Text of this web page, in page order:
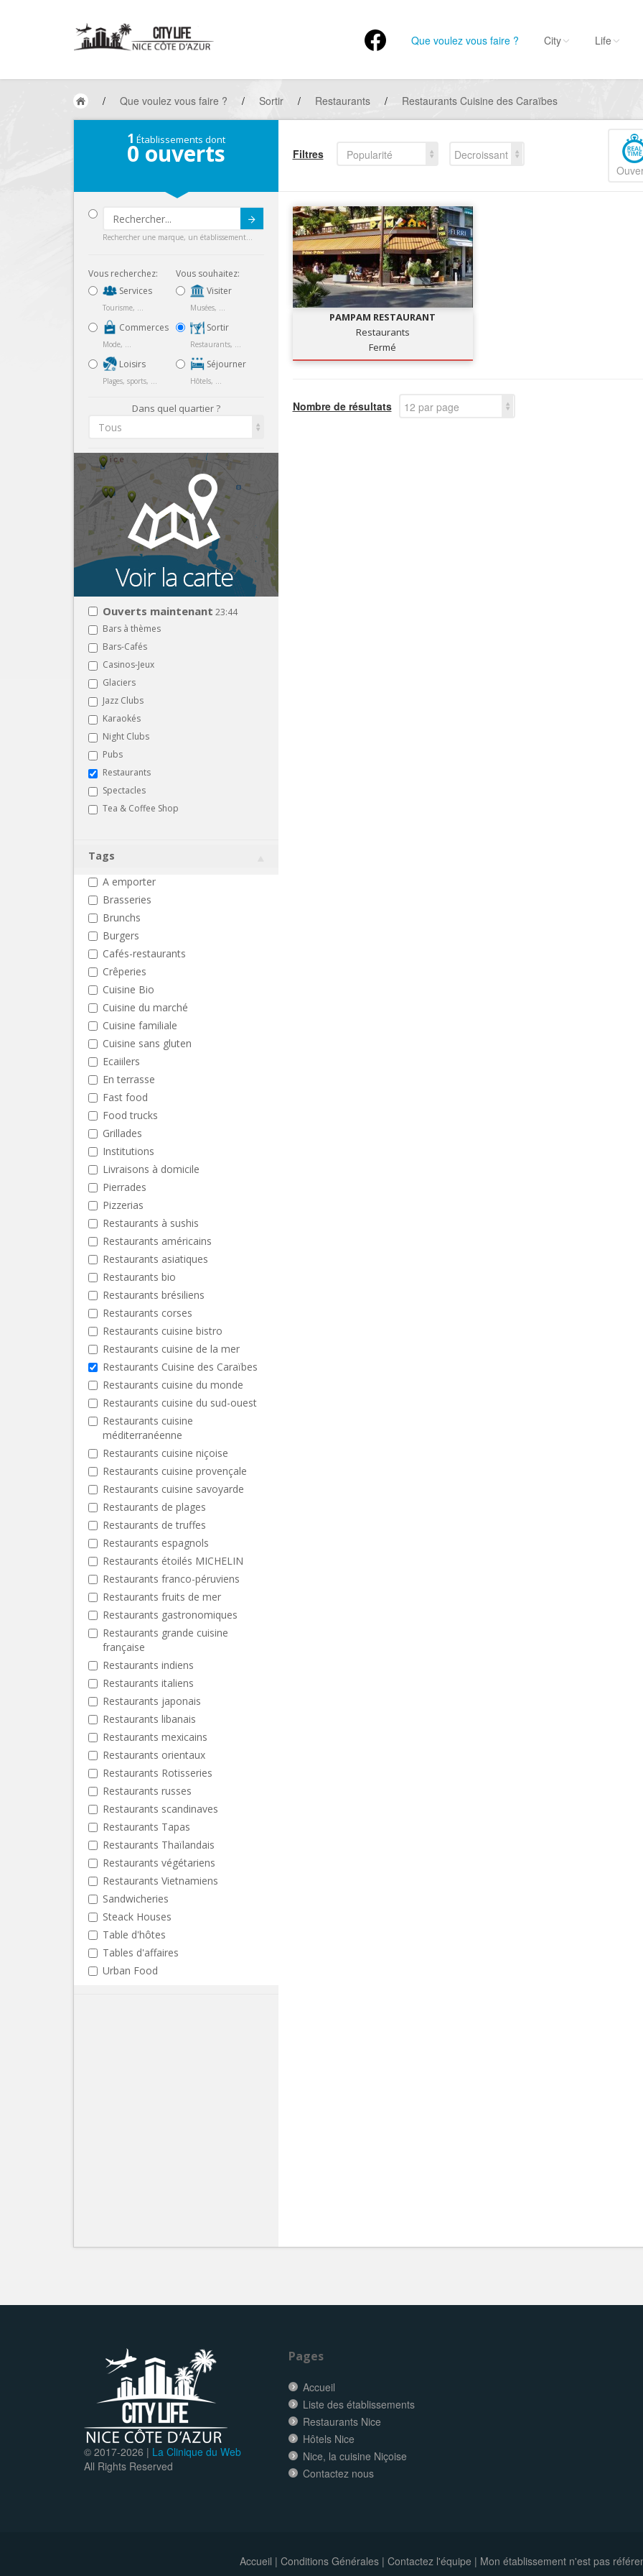
Que voulez vous faire ? City Life
/ Que voulez vous faire ? / Sortir / Restaurants / Restaurants Cuisine des Caraïbes
1 Établissements dont
0 ouverts
Rechercher une marque, un établissement...
Vous recherchez:
Services
Tourisme, ...
Commerces
Mode, ...
Loisirs
Plages, sports, ...
Vous souhaitez:
Visiter
Musées, ...
Sortir
Restaurants, ...
Séjourner
Hôtels, ...
Dans quel quartier ?
Tous
Ouverts maintenant 23:44
Bars à thèmes
Bars-Cafés
Casinos-Jeux
Glaciers
Jazz Clubs
Karaokés
Night Clubs
Pubs
Restaurants
Spectacles
Tea & Coffee Shop
Tags
A emporter
Brasseries
Brunchs
Burgers
Cafés-restaurants
Crêperies
Cuisine Bio
Cuisine du marché
Cuisine familiale
Cuisine sans gluten
Ecaiilers
En terrasse
Fast food
Food trucks
Grillades
Institutions
Livraisons à domicile
Pierrades
Pizzerias
Restaurants à sushis
Restaurants américains
Restaurants asiatiques
Restaurants bio
Restaurants brésiliens
Restaurants corses
Restaurants cuisine bistro
Restaurants cuisine de la mer
Restaurants Cuisine des Caraïbes
Restaurants cuisine du monde
Restaurants cuisine du sud-ouest
Restaurants cuisine
méditerranéenne
Restaurants cuisine niçoise
Restaurants cuisine provençale
Restaurants cuisine savoyarde
Restaurants de plages
Restaurants de truffes
Restaurants espagnols
Restaurants étoilés MICHELIN
Restaurants franco-péruviens
Restaurants fruits de mer
Restaurants gastronomiques
Restaurants grande cuisine
française
Restaurants indiens
Restaurants italiens
Restaurants japonais
Restaurants libanais
Restaurants mexicains
Restaurants orientaux
Restaurants Rotisseries
Restaurants russes
Restaurants scandinaves
Restaurants Tapas
Restaurants Thaïlandais
Restaurants végétariens
Restaurants Vietnamiens
Sandwicheries
Steack Houses
Table d'hôtes
Tables d'affaires
Urban Food
Filtres Popularité
Decroissant
PAMPAM RESTAURANT
Restaurants
Fermé
Nombre de résultats 12 par page
© 2017-2026 | La Clinique du Web
All Rights Reserved
Pages
Accueil
Liste des établissements
Restaurants Nice
Hôtels Nice
Nice, la cuisine Niçoise
Contactez nous
Accueil | Conditions Générales| Contactez l'équipe | Mon établissement n'est pas